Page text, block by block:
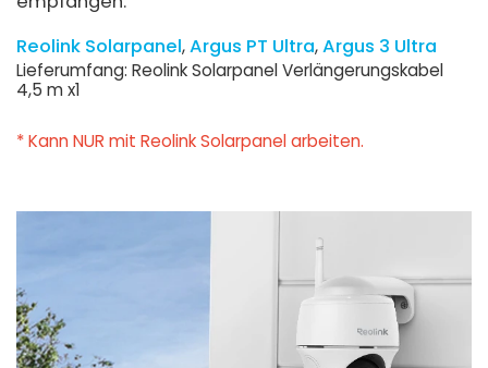
Reolink Solarpanel Argus PT Ultra Argus 3 Ultra
Lieferumfang: Reolink Solarpanel Verlängerungskabel
4,5 m x1
* Kann NUR mit Reolink Solarpanel arbeiten.